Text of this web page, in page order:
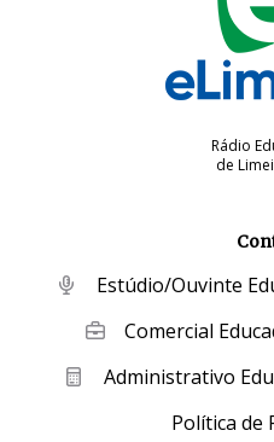
Rádio
de
Estúdio/Ouvinte
Comercial
Administrativo
Política de